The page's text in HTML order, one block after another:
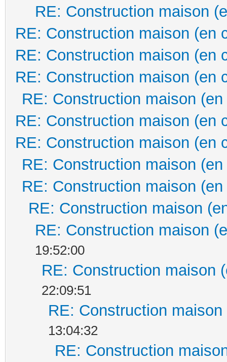
RE: Construction maison
RE: Construction maison (en
RE: Construction maison (en
RE: Construction maison (en
RE: Construction maison
RE: Construction maison (en
RE: Construction maison (en
RE: Construction maison
RE: Construction maison
RE: Construction maison
RE: Construction maison
19:52:00
RE: Construction maison
22:09:51
RE: Construction
13:04:32
RE: Construction